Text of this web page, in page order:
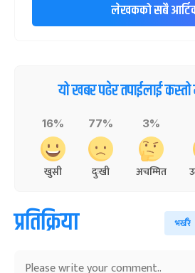
लेखकको सबै
यो खबर पढेर तपाईलाई
16%
खुसी
77%
दुःखी
3%
अचम्मित
प्रतिक्रिया भर्खरै